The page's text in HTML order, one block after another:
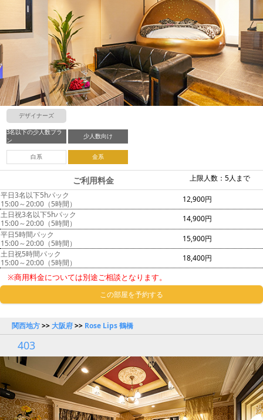
デザイナーズ
3名以下の少人数プラ
ン
少人数向け
白系 金系
上限人数：5人まで
ご利用料金
平日3名以下5hパック
15:00～20:00（5時間）
12,900円
土日祝3名以下5hパック
15:00～20:00（5時間）
14,900円
平日5時間パック
15:00～20:00（5時間）
15,900円
土日祝5時間パック
15:00～20:00（5時間）
18,400円
※商用料金については別途ご相談となります。
この部屋を予約する
関西地方>>大阪府>> Rose Lips 鶴橋
403